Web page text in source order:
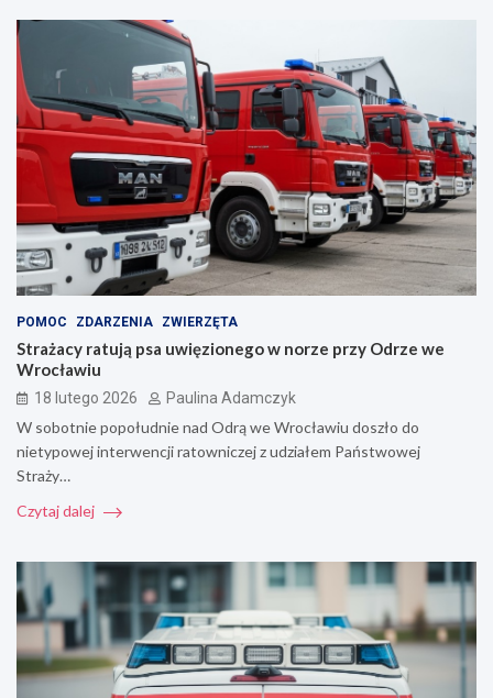
POMOC ZDARZENIA ZWIERZĘTA
Strażacy ratują psa uwięzionego w norze przy Odrze we
Wrocławiu
18 lutego 2026 Paulina Adamczyk
W sobotnie popołudnie nad Odrą we Wrocławiu doszło do
nietypowej interwencji ratowniczej z udziałem Państwowej
Straży…
Czytaj dalej